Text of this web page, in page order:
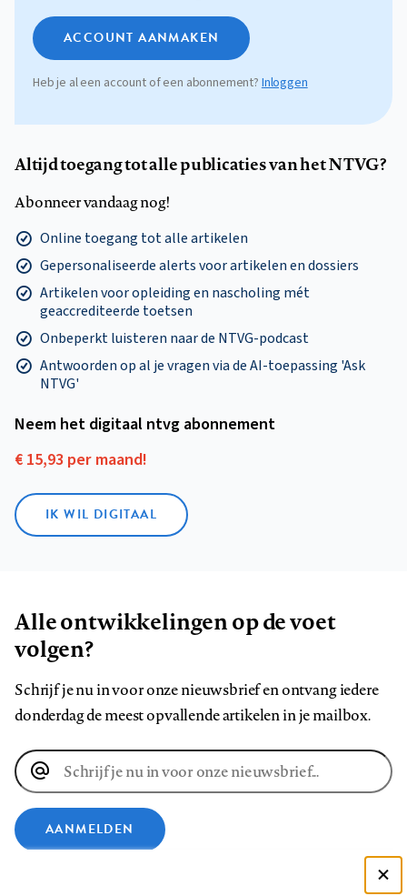
ACCOUNT AANMAKEN
Heb je al een account of een abonnement? Inloggen
Altijd toegang tot alle publicaties van het NTVG?
Abonneer vandaag nog!
Online toegang tot alle artikelen
Gepersonaliseerde alerts voor artikelen en dossiers
Artikelen voor opleiding en nascholing mét
geaccrediteerde toetsen
Onbeperkt luisteren naar de NTVG-podcast
Antwoorden op al je vragen via de AI-toepassing 'Ask
NTVG'
Neem het digitaal ntvg abonnement
€ 15,93 per maand!
IK WIL DIGITAAL
Alle ontwikkelingen op de voet
volgen?
Schrijf je nu in voor onze nieuwsbrief en ontvang iedere
donderdag de meest opvallende artikelen in je mailbox.
E-
mailadres
AANMELDEN